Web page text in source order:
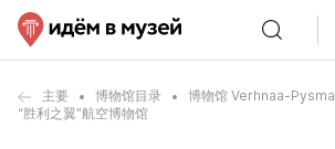
主要 博物馆目录
博物馆 Verhnaa-Pysma
“胜利之翼”航空博物馆